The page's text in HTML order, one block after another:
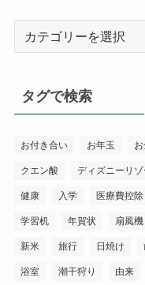
ー
タグで検索
お付き合い お年玉
クエン酸 ディズニーリゾ
健康 入学 医療費控除
学習机 年賀状 扇風機
新米 旅行 日焼け
浴室 潮干狩り 由来